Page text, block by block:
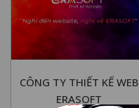
CÔNG TY THIẾT KẾ WEB
ERASOFT